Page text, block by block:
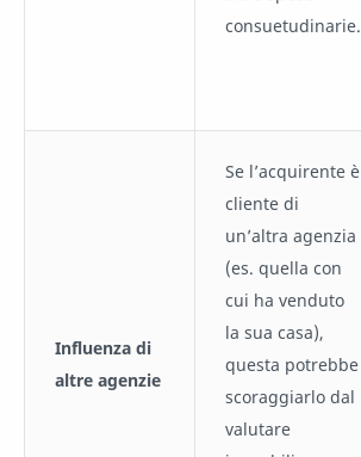
consuetudinarie.
Influenza di
altre agenzie
Se l’acquirente è
cliente di
un’altra agenzia
(es. quella con
cui ha venduto
la sua casa),
questa potrebbe
scoraggiarlo dal
valutare